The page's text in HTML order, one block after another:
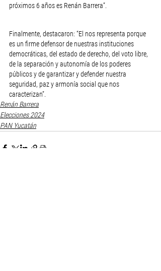
próximos 6 años es Renán Barrera”.
Finalmente, destacaron: “El nos representa porque
es un firme defensor de nuestras instituciones
democráticas, del estado de derecho, del voto libre,
de la separación y autonomía de los poderes
públicos y de garantizar y defender nuestra
seguridad, paz y armonía social que nos
caracterizan”.
Renán Barrera
Elecciones 2024
PAN Yucatán